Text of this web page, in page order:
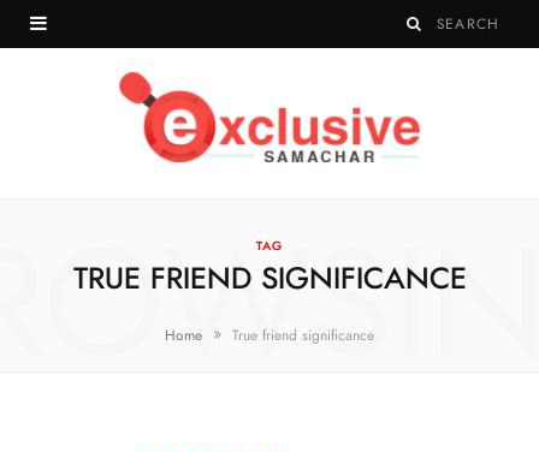
TAG
TRUE FRIEND SIGNIFICANCE
Home » True friend significance